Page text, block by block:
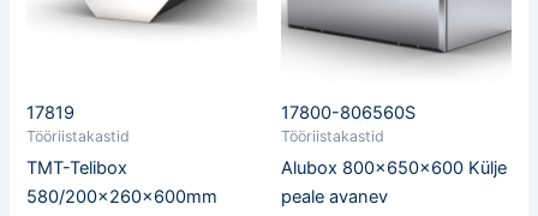
17819
Tööriistakastid
TMT-Telibox
580/200x260x600mm
17800-806560S
Tööriistakastid
Alubox 800x650x600 Külje
peale avanev